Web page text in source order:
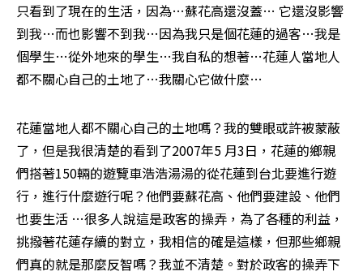
只看到了現在的生活，因為…蘇花高還沒蓋… 它還沒影響
到我…而也影響不到我…因為我只是個花蓮的過客…我是
個學生…從外地來的學生…我自私的想著…花蓮人當地人
都不關心自己的土地了…我關心它做什麼…
花蓮當地人都不關心自己的土地嗎？我的雙眼或許被蒙蔽
了，但是我很清楚的看到了2007年5 月3日，花蓮的鄉親
們搭著150輛的遊覽車浩浩湯湯的從花蓮到台北要進行遊
行，進行什麼遊行呢？他們要蘇花高、他們要建設、他們
也要生活 …很多人說這是政客的操弄，為了各種的利益，
挑撥著花蓮存續的對立，我相信的確是這樣，但那些鄉親
們真的就是那麼反智嗎？我並不清楚。對於政客的操弄下